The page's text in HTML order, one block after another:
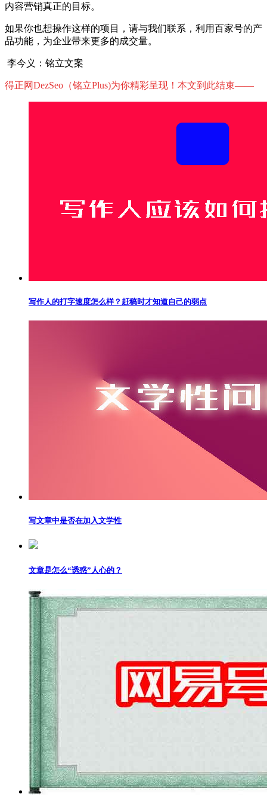
内容营销真正的目标。
如果你也想操作这样的项目，请与我们联系，利用百家号的产
品功能，为企业带来更多的成交量。
李今义：铭立文案
得正网DezSeo（铭立Plus)为你精彩呈现！本文到此结束——
写作人的打字速度怎么样？赶稿时才知道自己的弱点
写文章中是否在加入文学性
文章是怎么“诱惑”人心的？